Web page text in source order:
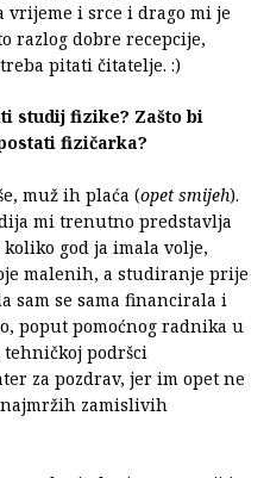
vrijeme i srce i drago mi je
razlog dobre recepcije,
pitati čitatelje. :)
studij fizike? Zašto bi
fizičarka?
muž ih plaća (opet smijeh).
mi trenutno predstavlja
god ja imala volje,
malenih, a studiranje prije
sam se sama financirala i
poput pomoćnog radnika u
podršci
za pozdrav, jer im opet ne
zamislivih